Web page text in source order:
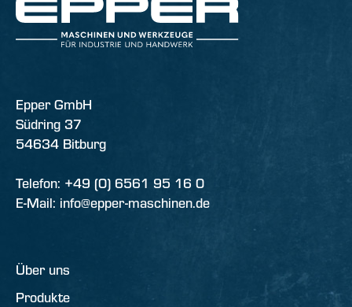
Epper GmbH
Südring 37
54634 Bitburg
Telefon: +49 (0) 6561 95 16 0
E-Mail: info@epper-maschinen.de
Über uns
Produkte